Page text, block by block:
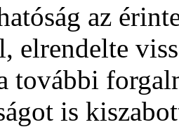
az
elrendelte
további
is